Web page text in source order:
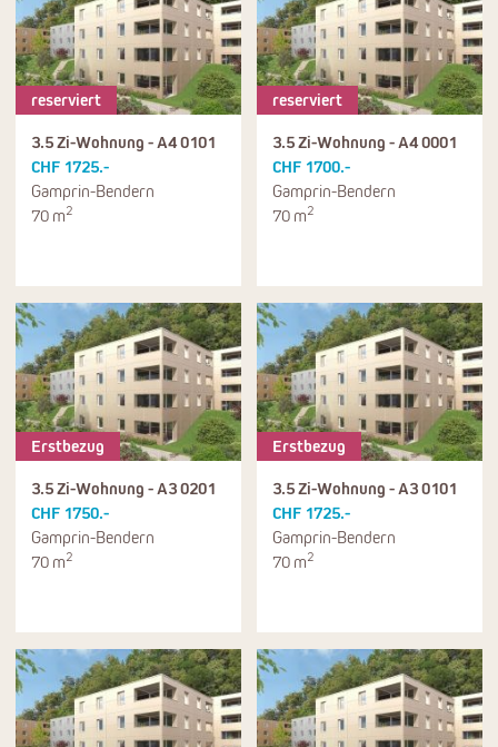
reserviert
3.5 Zi-Wohnung - A4 0101
CHF 1725.-
Gamprin-Bendern
70 m2
reserviert
3.5 Zi-Wohnung - A4 0001
CHF 1700.-
Gamprin-Bendern
70 m2
Erstbezug
3.5 Zi-Wohnung - A3 0201
CHF 1750.-
Gamprin-Bendern
70 m2
Erstbezug
3.5 Zi-Wohnung - A3 0101
CHF 1725.-
Gamprin-Bendern
70 m2